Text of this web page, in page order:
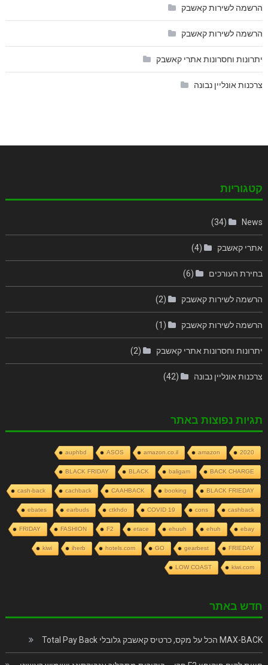
הרשמה לשירות קאשבק
הרשמה לשירות קאשבק
יתרונות וחסרונות אתרי קאשבק
צרכנות אונליין נבונה
קטגוריות
News
(34)
אתרי קאשבק (4)
בחירת העורכים (6)
הרשמה לשירות קאשבק (2)
הרשמה לשירות קאשבק (1)
יתרונות וחסרונות אתרי קאשבק (2)
צרכנות אונליין נבונה (42)
תגיות נפוצות באתר
2020
amazon
amazon.co.il
ASOS
auphbd
BACK CHARGE
baligam
BLACK
BLACK FRIDAY
BLACK FRIEDAY
booking
CAAHBACK
cachback
cash-back
cashback
cons
COVID 19
ctkhdo
earbuds
ebates
ebay
ehuh
ehuuh
etace
F2
FASHION
FRIDAY
FRIEDAY
gearbest
GO
hotels.com
iherb
kiwi
kiwi.com
LOW COAST
חדש באתר
MAX-BACK הכל על מקס, כרטיס קאשבק גלובלי Total Pay Back